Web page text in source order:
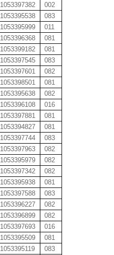
1053397382
002
1053395538
083
1053395999
011
1053396368
081
1053399182
081
1053397545
083
1053397601
082
1053398501
081
1053395638
082
1053396108
016
1053397881
081
1053394827
081
1053397744
083
1053397963
082
1053395979
082
1053397342
082
1053395938
081
1053397588
083
1053396227
082
1053396899
082
1053397693
016
1053395509
081
1053395119
083